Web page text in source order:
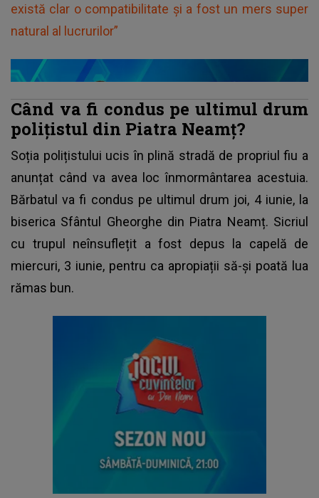
există clar o compatibilitate și a fost un mers super
natural al lucrurilor”
Când va fi condus pe ultimul drum
polițistul din Piatra Neamț?
Soția polițistului ucis în plină stradă de propriul fiu a
anunțat când va avea loc înmormântarea acestuia.
Bărbatul va fi condus pe ultimul drum joi, 4 iunie, la
biserica Sfântul Gheorghe din Piatra Neamț. Sicriul
cu trupul neînsuflețit a fost depus la capelă de
miercuri, 3 iunie, pentru ca apropiații să-și poată lua
rămas bun.